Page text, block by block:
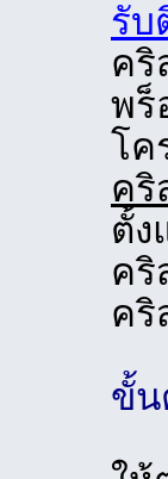
รับ
คริ
พร็
โค
คริ
ตั้ง
คริ
คริ
ขั้น